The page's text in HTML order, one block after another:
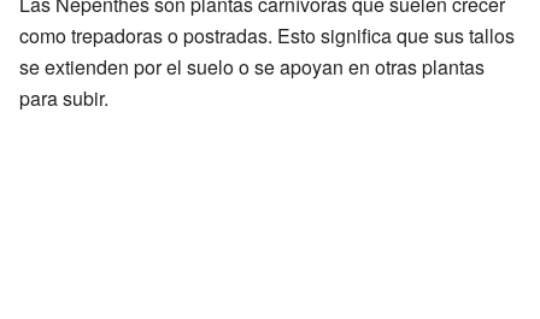
como trepadoras o postradas. Esto significa que sus tallos
se extienden por el suelo o se apoyan en otras plantas
para subir.